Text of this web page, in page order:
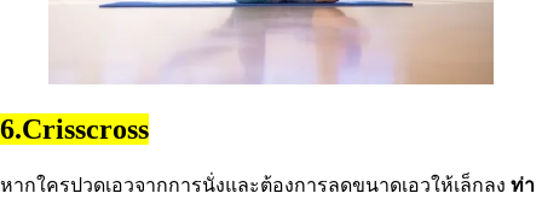
6.Crisscross
หากใครปวดเอวจากการนั่งและต้องการลดขนาดเอวให้เล็กลง ท่า